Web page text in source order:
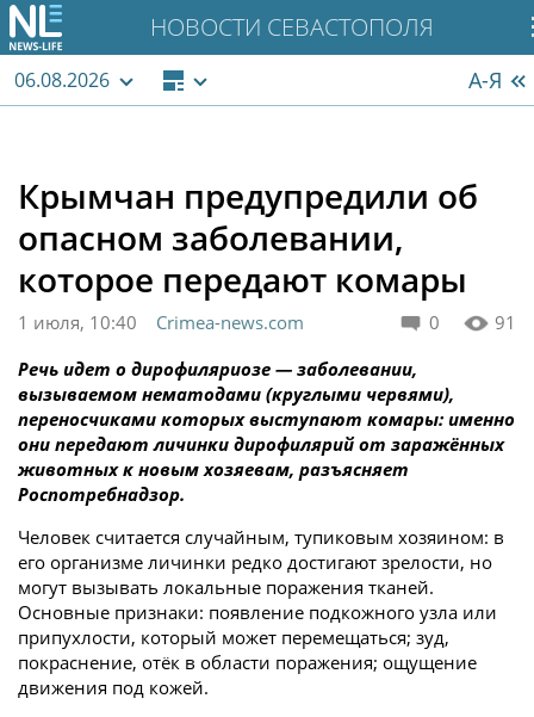
НОВОСТИ СЕВАСТОПОЛЯ
06.08.2026 А-Я
Крымчан предупредили об
опасном заболевании,
которое передают комары
0 91
1 июля, 10:40
Crimea-news.com
Речь идет о дирофиляриозе — заболевании,
вызываемом нематодами (круглыми червями),
переносчиками которых выступают комары: именно
они передают личинки дирофилярий от заражённых
животных к новым хозяевам, разъясняет
Роспотребнадзор.
Человек считается случайным, тупиковым хозяином: в
его организме личинки редко достигают зрелости, но
могут вызывать локальные поражения тканей.
Основные признаки: появление подкожного узла или
припухлости, который может перемещаться; зуд,
покраснение, отёк в области поражения; ощущение
движения под кожей.